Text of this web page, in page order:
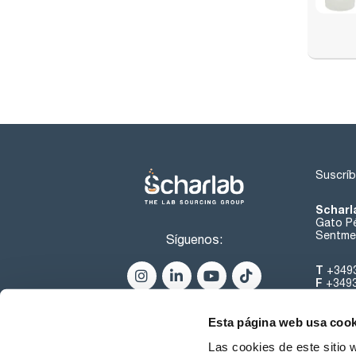
Esta página web usa
Las cookies de este sitio
Síguenos:
Gato
T
F